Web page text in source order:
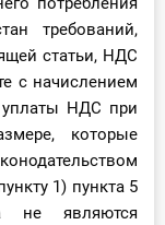
требований,
статьи, НДС
с начислением
уплаты НДС при
которые
1) пункта 5
не являются